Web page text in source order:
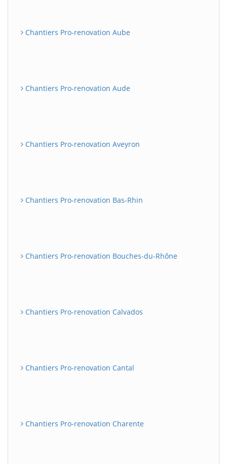
Chantiers Pro-renovation Aube
Chantiers Pro-renovation Aude
Chantiers Pro-renovation Aveyron
Chantiers Pro-renovation Bas-Rhin
Chantiers Pro-renovation Bouches-du-Rhône
Chantiers Pro-renovation Calvados
Chantiers Pro-renovation Cantal
Chantiers Pro-renovation Charente